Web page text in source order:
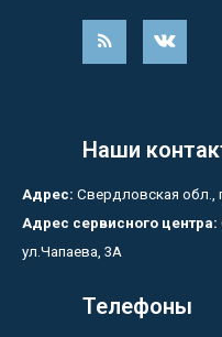
Наши
Адрес: Свердловская обл.,
Адрес сервисного центра:
ул.Чапаева, 3А
Телефоны